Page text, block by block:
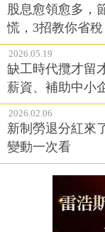
股息愈領愈多，
慌，3招教你省稅
2026.05.19
缺工時代攬才留
薪資、補助中小
2026.02.06
新制勞退分紅來
變動一次看